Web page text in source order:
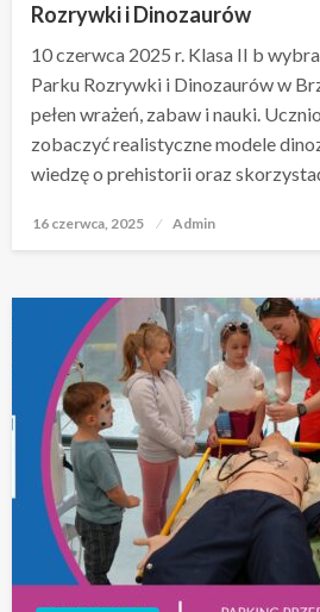
Rozrywki i Dinozaurów
10 czerwca 2025 r. Klasa II b
Parku Rozrywki i Dinozaurów w
pełen wrażeń, zabaw i nauki.
zobaczyć realistyczne modele
wiedzę o prehistorii oraz
Opublikowane
16 czerwca, 2025 Admin